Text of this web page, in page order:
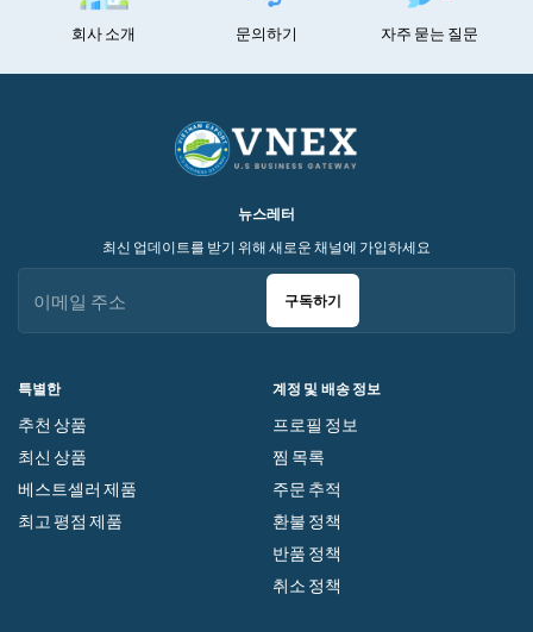
회사 소개 문의하기 자주 묻는 질문
특별한
추천 상품
최신 상품
베스트셀러 제품
최고 평점 제품
계정 및 배송 정보
프로필 정보
찜 목록
주문 추적
환불 정책
반품 정책
취소 정책
뉴스레터
최신 업데이트를 받기 위해 새로운 채널에 가입하세요
구독하기